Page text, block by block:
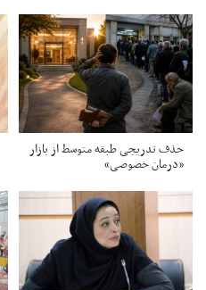
حذف تدریجی طبقه متوسط از بازار
«درمان خصوصی»